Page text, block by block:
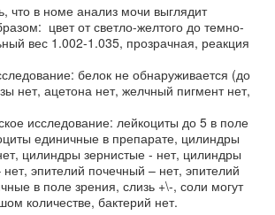
что в номе анализ мочи выглядит
цвет от светло-желтого до темно-
вес 1.002-1.035, прозрачная, реакция
белок не обнаруживается (до
нет, ацетона нет, желчный пигмент нет,
исследование: лейкоциты до 5 в поле
единичные в препарате, цилиндры
цилиндры зернистые - нет, цилиндры
эпителий почечный – нет, эпителий
в поле зрения, слизь +\-, соли могут
количестве, бактерий нет.